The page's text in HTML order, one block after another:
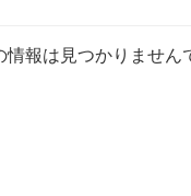
情報は見つかりません